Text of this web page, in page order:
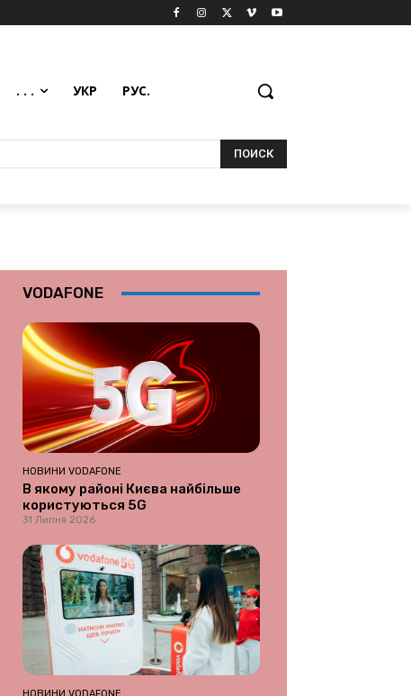
. . . УКР РУС.
ПОИСК
VODAFONE
НОВИНИ VODAFONE
В якому районі Києва найбільше
користуються 5G
31 Липня 2026